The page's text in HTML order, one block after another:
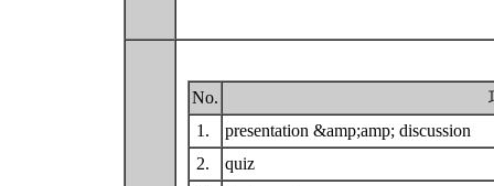
No.
1.
presentation &amp;amp; discussion
2.
quiz